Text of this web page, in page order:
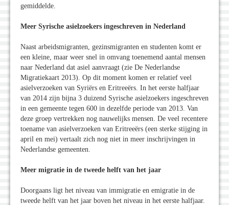
gemiddelde.
Meer Syrische asielzoekers ingeschreven in Nederland
Naast arbeidsmigranten, gezinsmigranten en studenten komt er
een kleine, maar weer snel in omvang toenemend aantal mensen
naar Nederland dat asiel aanvraagt (zie De Nederlandse
Migratiekaart 2013). Op dit moment komen er relatief veel
asielverzoeken van Syriërs en Eritreeërs. In het eerste halfjaar
van 2014 zijn bijna 3 duizend Syrische asielzoekers ingeschreven
in een gemeente tegen 600 in dezelfde periode van 2013. Van
deze groep vertrekken nog nauwelijks mensen. De veel recentere
toename van asielverzoeken van Eritreeërs (een sterke stijging in
april en mei) vertaalt zich nog niet in meer inschrijvingen in
Nederlandse gemeenten.
Meer migratie in de tweede helft van het jaar
Doorgaans ligt het niveau van immigratie en emigratie in de
tweede helft van het jaar boven het niveau in het eerste halfjaar.